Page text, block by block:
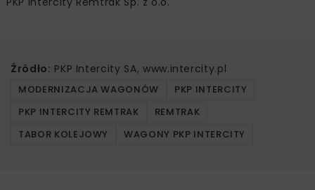
Źródło: PKP Intercity SA, www.intercity.pl
MODERNIZACJA WAGONÓW
PKP INTERCITY
PKP INTERCITY REMTRAK
REMTRAK
TABOR KOLEJOWY
WAGONY PKP INTERCITY